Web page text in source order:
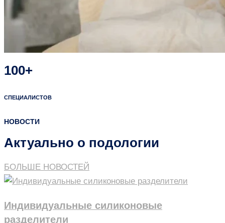
100+
СПЕЦИАЛИСТОВ
НОВОСТИ
Актуально о подологии
БОЛЬШЕ НОВОСТЕЙ
Индивидуальные силиконовые
разделители